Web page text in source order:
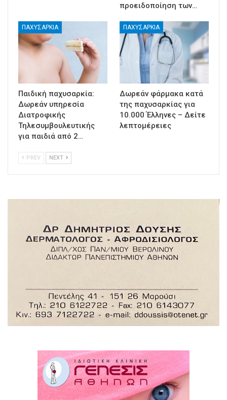
προειδοποίηση των…
ΠΑΧΥΣΑΡΚΊΑ
Παιδική παχυσαρκία:
Δωρεάν υπηρεσία
Διατροφικής
Τηλεσυμβουλευτικής
για παιδιά από 2…
ΠΑΧΥΣΑΡΚΊΑ
Δωρεάν φάρμακα κατά
της παχυσαρκίας για
10.000 Έλληνες – Δείτε
λεπτομέρειες
PREV NEXT